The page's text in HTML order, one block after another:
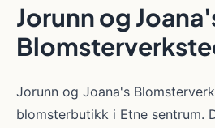
Jorunn og
Jorunn og Joana's
blomsterbutikk i Etne sentrum.